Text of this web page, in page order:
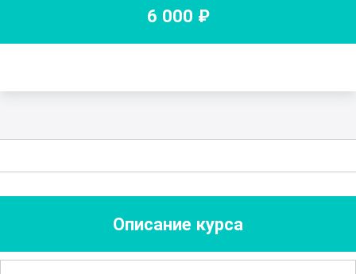
6 000 ₽
Описание курса